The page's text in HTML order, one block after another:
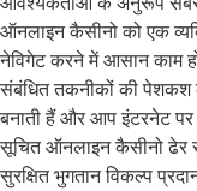
ऑनलाइन कैसीनो को एक
नेविगेट करने में आसान काम
संबंधित तकनीकों की
बनाती हैं और आप इंटरनेट
सूचित ऑनलाइन कैसीनो ढेर
सुरक्षित भुगतान विकल्प